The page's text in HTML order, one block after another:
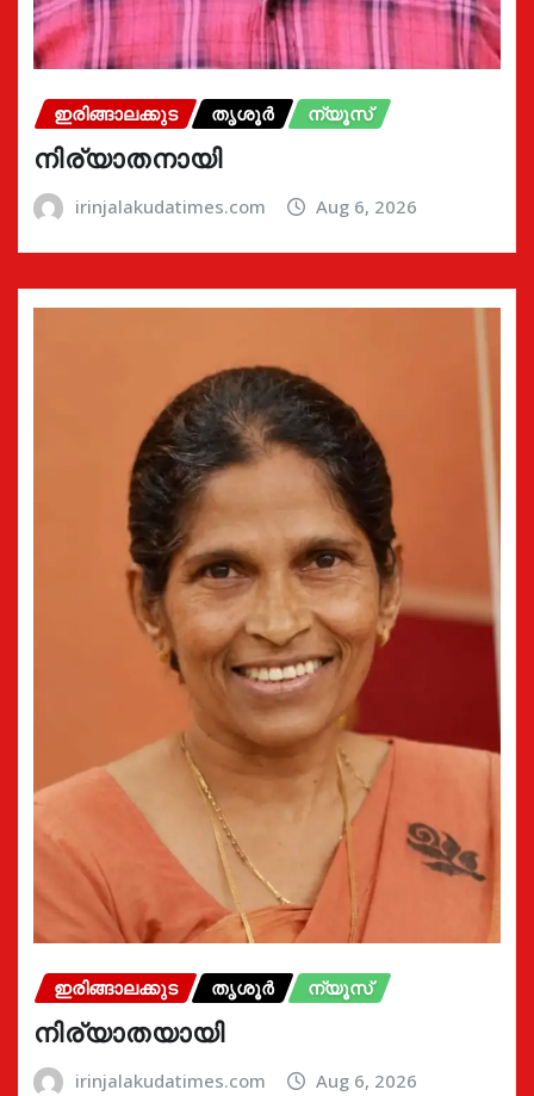
ഇരിങ്ങാലക്കുട തൃശൂർ ന്യൂസ്
നിര്യാതനായി
irinjalakudatimes.com Aug 6, 2026
ഇരിങ്ങാലക്കുട തൃശൂർ ന്യൂസ്
നിര്യാതയായി
irinjalakudatimes.com Aug 6, 2026